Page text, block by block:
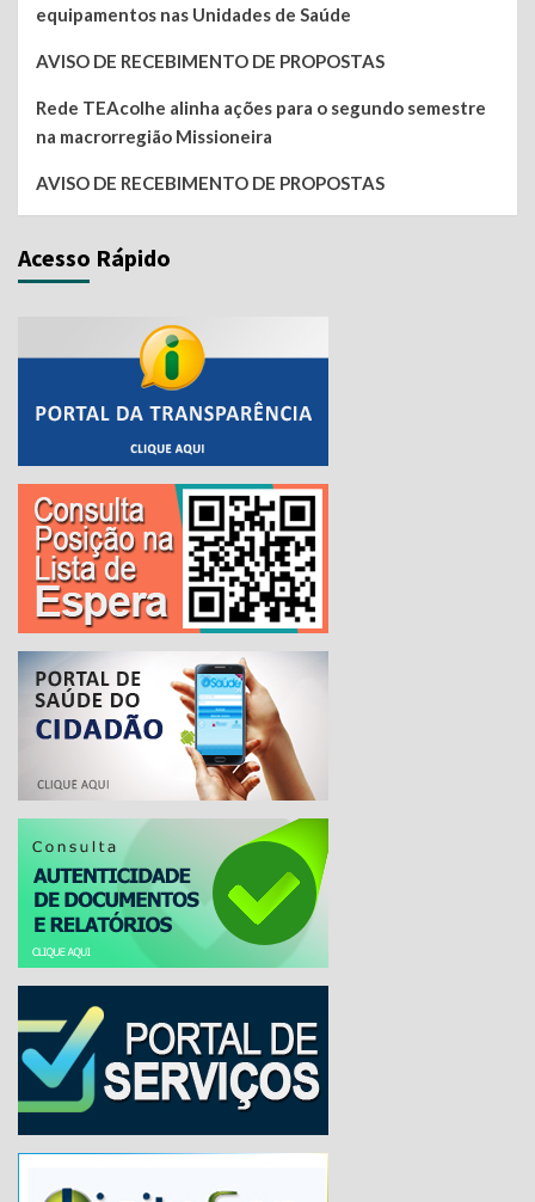
equipamentos nas Unidades de Saúde
AVISO DE RECEBIMENTO DE PROPOSTAS
Rede TEAcolhe alinha ações para o segundo semestre
na macrorregião Missioneira
AVISO DE RECEBIMENTO DE PROPOSTAS
Acesso Rápido